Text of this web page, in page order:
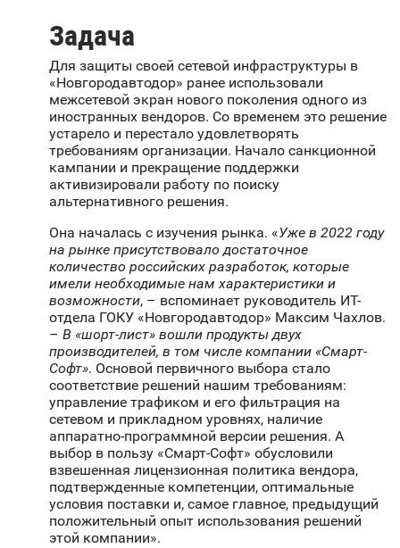
Задача
Для защиты своей сетевой инфраструктуры в
«Новгородавтодор» ранее использовали
межсетевой экран нового поколения одного из
иностранных вендоров. Со временем это решение
устарело и перестало удовлетворять
требованиям организации. Начало санкционной
кампании и прекращение поддержки
активизировали работу по поиску
альтернативного решения.
Она началась с изучения рынка. «Уже в 2022 году
на рынке присутствовало достаточное
количество российских разработок, которые
имели необходимые нам характеристики и
возможности, – вспоминает руководитель ИТ-
отдела ГОКУ «Новгородавтодор» Максим Чахлов.
– В «шорт-лист» вошли продукты двух
производителей, в том числе компании «Смарт-
Софт». Основой первичного выбора стало
соответствие решений нашим требованиям:
управление трафиком и его фильтрация на
сетевом и прикладном уровнях, наличие
аппаратно-программной версии решения. А
выбор в пользу «Смарт-Софт» обусловили
взвешенная лицензионная политика вендора,
подтвержденные компетенции, оптимальные
условия поставки и, самое главное, предыдущий
положительный опыт использования решений
этой компании».